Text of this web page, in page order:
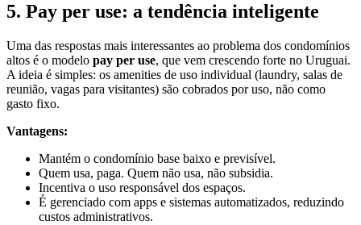
5. Pay per use: a tendência inteligente
Uma das respostas mais interessantes ao problema dos condomínios
altos é o modelo pay per use, que vem crescendo forte no Uruguai.
A ideia é simples: os amenities de uso individual (laundry, salas de
reunião, vagas para visitantes) são cobrados por uso, não como
gasto fixo.
Vantagens:
Mantém o condomínio base baixo e previsível.
Quem usa, paga. Quem não usa, não subsidia.
Incentiva o uso responsável dos espaços.
É gerenciado com apps e sistemas automatizados, reduzindo
custos administrativos.